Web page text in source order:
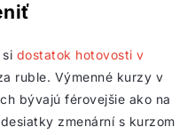
dostatok hotovosti v
ruble. Výmenné kurzy v
bývajú férovejšie ako na
zmenární s kurzom